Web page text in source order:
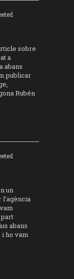
sobre
a
abans
publicar
Rubén
un
l'agència
vam
abans
i ho vam